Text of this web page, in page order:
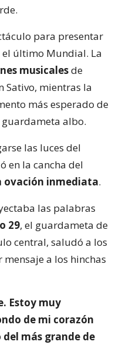
para presentar
último Mundial. La
musicalesde
Sativo, mientras la
más esperado de
albo.
las luces del
en la cancha del
ovación inmediata.
las palabras
29, el guardameta de
central, saludó a los
a los hinchas
Estoy muy
de mi corazón
más grande de